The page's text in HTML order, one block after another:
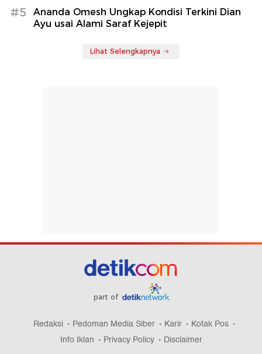
#5
Ananda Omesh Ungkap Kondisi Terkini Dian
Ayu usai Alami Saraf Kejepit
Lihat Selengkapnya
part of
Redaksi Pedoman Media Siber Karir
Kotak Pos
Info Iklan
Privacy Policy Disclaimer